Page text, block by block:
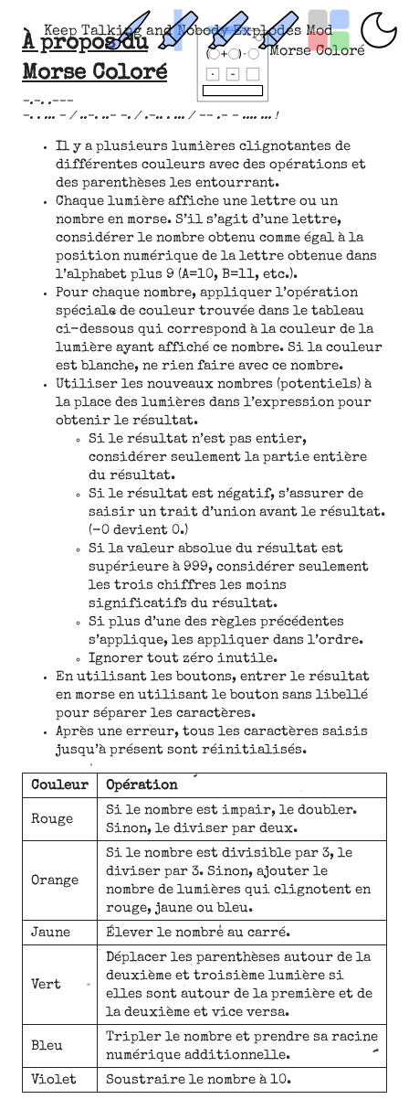
Keep Talking and Nobody Explodes Mod
Morse Coloré
À propos du
Morse Coloré
-.-. .---
-. . ... - / ..-. ..- -. / .-.. . ... / -- .- - .... ... !
Il y a plusieurs lumières clignotantes de
différentes couleurs avec des opérations et
des parenthèses les entourrant.
Chaque lumière affiche une lettre ou un
nombre en morse. S’il s’agit d’une lettre,
considérer le nombre obtenu comme égal à la
position numérique de la lettre obtenue dans
l’alphabet plus 9 (A=10, B=11, etc.).
Pour chaque nombre, appliquer l’opération
spéciale de couleur trouvée dans le tableau
ci-dessous qui correspond à la couleur de la
lumière ayant affiché ce nombre. Si la couleur
est blanche, ne rien faire avec ce nombre.
Utiliser les nouveaux nombres (potentiels) à
la place des lumières dans l’expression pour
obtenir le résultat.
Si le résultat n’est pas entier,
considérer seulement la partie entière
du résultat.
Si le résultat est négatif, s’assurer de
saisir un trait d’union avant le résultat.
(-0 devient 0.)
Si la valeur absolue du résultat est
supérieure à 999, considérer seulement
les trois chiffres les moins
significatifs du résultat.
Si plus d’une des règles précédentes
s’applique, les appliquer dans l’ordre.
Ignorer tout zéro inutile.
En utilisant les boutons, entrer le résultat
en morse en utilisant le bouton sans libellé
pour séparer les caractères.
Après une erreur, tous les caractères saisis
jusqu’à présent sont réinitialisés.
Couleur Opération
Rouge
Si le nombre est impair, le doubler.
Sinon, le diviser par deux.
Orange
Si le nombre est divisible par 3, le
diviser par 3. Sinon, ajouter le
nombre de lumières qui clignotent en
rouge, jaune ou bleu.
Jaune
Élever le nombre au carré.
Vert
Déplacer les parenthèses autour de la
deuxième et troisième lumière si
elles sont autour de la première et de
la deuxième et vice versa.
Bleu
Tripler le nombre et prendre sa racine
numérique additionnelle.
Violet
Soustraire le nombre à 10.